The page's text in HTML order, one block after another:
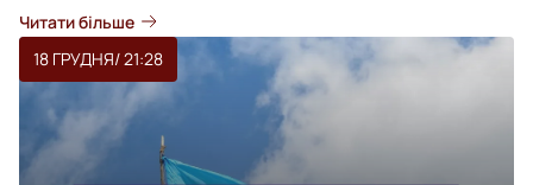
Читати більше
18 ГРУДНЯ/ 21:28